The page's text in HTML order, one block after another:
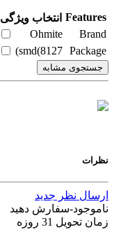
Features انتخاب ویژگی
Brand
Ohmite
Package
smd(8127)
جستجوی مشابه
نظرات
ارسال نظر جدید
ناموجود-سفارش دهید
زمان تحویل 31 روزه